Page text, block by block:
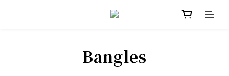
Bangles